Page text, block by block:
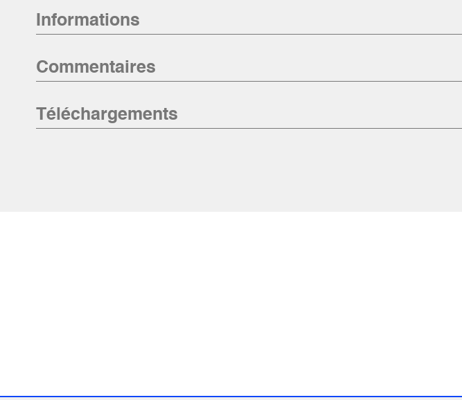
Informations
Commentaires
Téléchargements